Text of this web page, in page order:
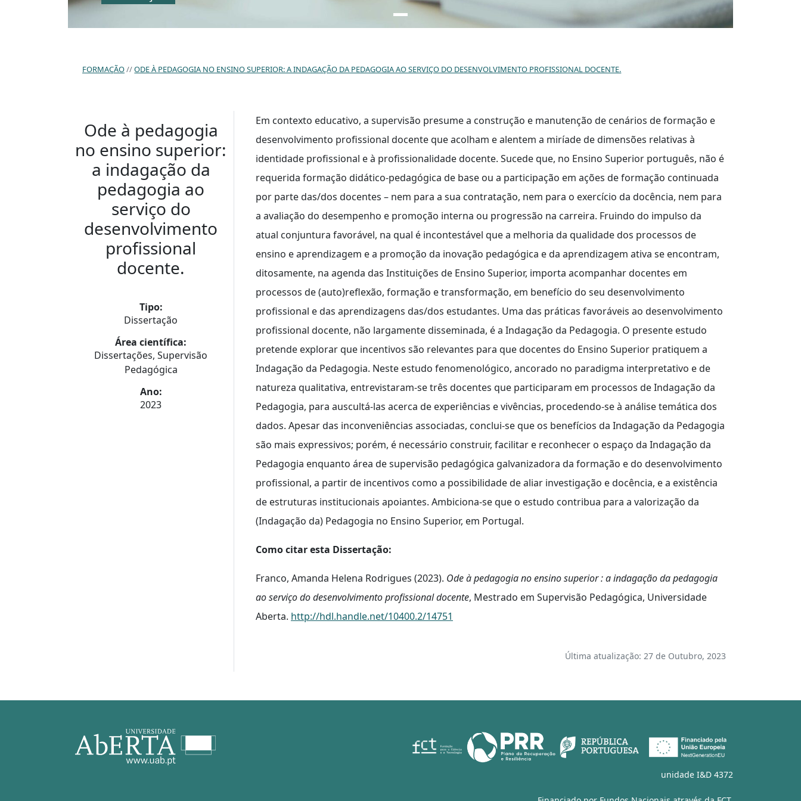
FORMAÇÃO ODE À PEDAGOGIA NO ENSINO SUPERIOR: A INDAGAÇÃO DA PEDAGOGIA AO SERVIÇO DO DESENVOLVIMENTO PROFISSIONAL DOCENTE.
Ode à pedagogia
no ensino superior:
a indagação da
pedagogia ao
serviço do
desenvolvimento
profissional
docente.
Tipo:
Dissertação
Área científica:
Dissertações, Supervisão
Pedagógica
Ano:
2023
Em contexto educativo, a supervisão presume a construção e manutenção de cenários de formação e
desenvolvimento profissional docente que acolham e alentem a miríade de dimensões relativas à
identidade profissional e à profissionalidade docente. Sucede que, no Ensino Superior português, não é
requerida formação didático-pedagógica de base ou a participação em ações de formação continuada
por parte das/dos docentes – nem para a sua contratação, nem para o exercício da docência, nem para
a avaliação do desempenho e promoção interna ou progressão na carreira. Fruindo do impulso da
atual conjuntura favorável, na qual é incontestável que a melhoria da qualidade dos processos de
ensino e aprendizagem e a promoção da inovação pedagógica e da aprendizagem ativa se encontram,
ditosamente, na agenda das Instituições de Ensino Superior, importa acompanhar docentes em
processos de (auto)reflexão, formação e transformação, em benefício do seu desenvolvimento
profissional e das aprendizagens das/dos estudantes. Uma das práticas favoráveis ao desenvolvimento
profissional docente, não largamente disseminada, é a Indagação da Pedagogia. O presente estudo
pretende explorar que incentivos são relevantes para que docentes do Ensino Superior pratiquem a
Indagação da Pedagogia. Neste estudo fenomenológico, ancorado no paradigma interpretativo e de
natureza qualitativa, entrevistaram-se três docentes que participaram em processos de Indagação da
Pedagogia, para auscultá-las acerca de experiências e vivências, procedendo-se à análise temática dos
dados. Apesar das inconveniências associadas, conclui-se que os benefícios da Indagação da Pedagogia
são mais expressivos; porém, é necessário construir, facilitar e reconhecer o espaço da Indagação da
Pedagogia enquanto área de supervisão pedagógica galvanizadora da formação e do desenvolvimento
profissional, a partir de incentivos como a possibilidade de aliar investigação e docência, e a existência
de estruturas institucionais apoiantes. Ambiciona-se que o estudo contribua para a valorização da
(Indagação da) Pedagogia no Ensino Superior, em Portugal.
Como citar esta Dissertação:
Franco, Amanda Helena Rodrigues (2023). Ode à pedagogia no ensino superior : a indagação da pedagogia
ao serviço do desenvolvimento profissional docente, Mestrado em Supervisão Pedagógica, Universidade
Aberta. http://hdl.handle.net/10400.2/14751
Última atualização: 27 de Outubro, 2023
unidade I&D 4372